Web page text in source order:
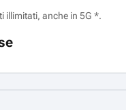
illimitati, anche in 5G *.